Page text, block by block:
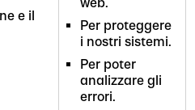
e il
Per proteggere
i nostri sistemi.
Per poter
analizzare gli
errori.